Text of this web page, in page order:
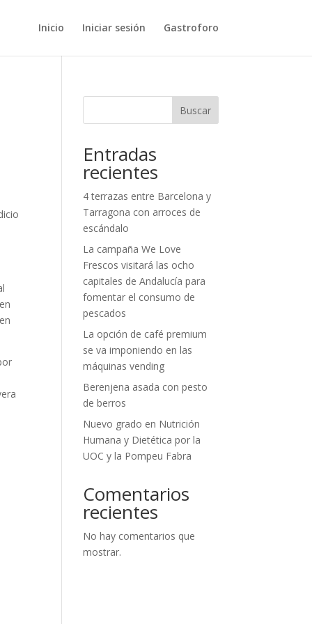
Inicio Iniciar sesión Gastroforo
Buscar
Entradas
recientes
4 terrazas entre Barcelona y
Tarragona con arroces de
escándalo
La campaña We Love
Frescos visitará las ocho
capitales de Andalucía para
fomentar el consumo de
pescados
La opción de café premium
se va imponiendo en las
máquinas vending
Berenjena asada con pesto
de berros
Nuevo grado en Nutrición
Humana y Dietética por la
UOC y la Pompeu Fabra
Comentarios
recientes
No hay comentarios que
mostrar.